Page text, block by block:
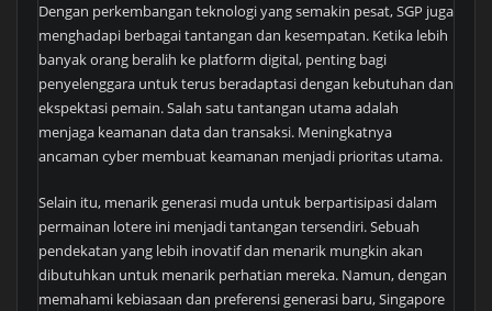
Dengan perkembangan teknologi yang semakin pesat, SGP juga
menghadapi berbagai tantangan dan kesempatan. Ketika lebih
banyak orang beralih ke platform digital, penting bagi
penyelenggara untuk terus beradaptasi dengan kebutuhan dan
ekspektasi pemain. Salah satu tantangan utama adalah
menjaga keamanan data dan transaksi. Meningkatnya
ancaman cyber membuat keamanan menjadi prioritas utama.
Selain itu, menarik generasi muda untuk berpartisipasi dalam
permainan lotere ini menjadi tantangan tersendiri. Sebuah
pendekatan yang lebih inovatif dan menarik mungkin akan
dibutuhkan untuk menarik perhatian mereka. Namun, dengan
memahami kebiasaan dan preferensi generasi baru, Singapore